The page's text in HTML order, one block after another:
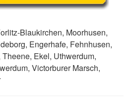
Blaukirchen, Moorhusen,
Engerhafe, Fehnhusen,
Ekel, Uthwerdum,
Victorburer Marsch,